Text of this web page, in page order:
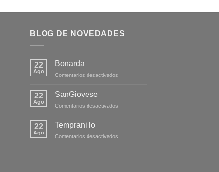
BLOG DE NOVEDADES
22
Ago
Bonarda
Comentarios desactivados
22
Ago
SanGiovese
Comentarios desactivados
22
Ago
Tempranillo
Comentarios desactivados